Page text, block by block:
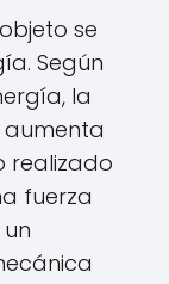
se
Según
la
realizado
fuerza